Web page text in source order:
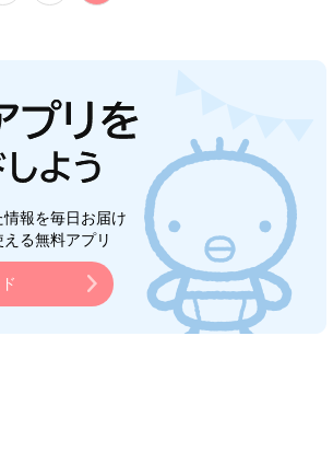
報を毎日お届け
る無料アプリ